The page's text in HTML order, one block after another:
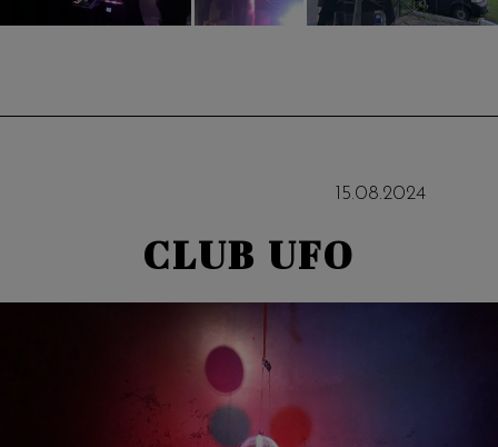
15.08.2024
CLUB UFO